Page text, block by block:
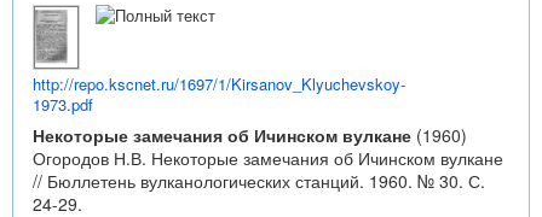
http://repo.kscnet.ru/1697/1/Kirsanov_Klyuchevskoy-
1973.pdf
Некоторые замечания об Ичинском вулкане (1960)
Огородов Н.В. Некоторые замечания об Ичинском вулкане
// Бюллетень вулканологических станций. 1960. № 30. С.
24-29.